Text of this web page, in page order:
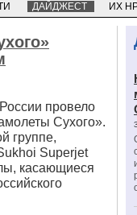
ДАЙДЖЕСТ ИХ
провело
Сухого».
группе,
Superjet
касающиеся